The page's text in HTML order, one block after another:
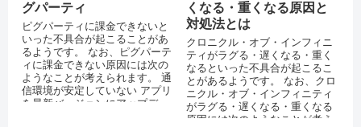
グパーティ
ピグパーティに課金できないと
いった不具合が起こることがあ
るようです。 なお、ピグパーテ
ィに課金できない原因には次の
ようなことが考えられます。 通
信環境が安定していない アプリ
を最新バージョンにアップデー
くなる・重くなる原因と
対処法とは
クロニクル・オブ・インフィニ
ティがラグる・遅くなる・重く
なるといった不具合が起こるこ
とがあるようです。 なお、クロ
ニクル・オブ・インフィニティ
がラグる・遅くなる・重くなる
原因には次のようなことが考え